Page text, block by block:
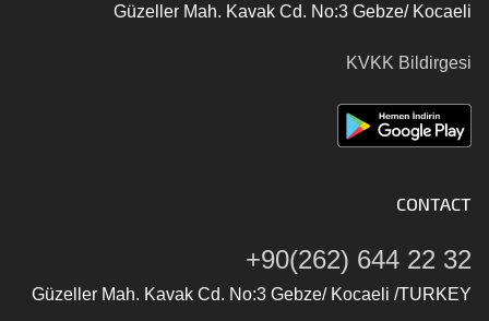
Güzeller Mah. Kavak Cd. No:3 Gebze/ Kocaeli
KVKK Bildirgesi
CONTACT
+90(262) 644 22 32
Güzeller Mah. Kavak Cd. No:3 Gebze/ Kocaeli /TURKEY